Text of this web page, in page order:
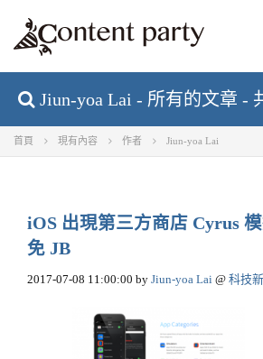
Jiun-yoa Lai - 所有的文章 -
首頁 現有內容 作者 Jiun-yoa Lai
iOS 出現第三方商店 Cyrus
免 JB
2017-07-08 11:00:00 by Jiun-yoa Lai @ 科技